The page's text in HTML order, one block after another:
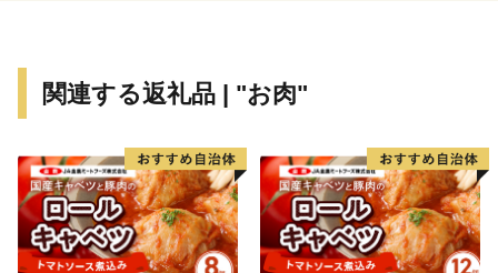
冬は市内に４か所ある温泉＆温浴施設でまったりほっ
目立たんけどもそこそこ住み良い。 なかなかええや
ん！貝塚市。
---------------------------------------------------------------------------
-----
関連する返礼品 | "お肉"